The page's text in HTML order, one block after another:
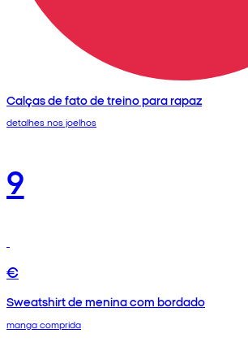
Calças de fato de treino para rapaz
detalhes nos joelhos
9
€
Sweatshirt de menina com bordado
manga comprida